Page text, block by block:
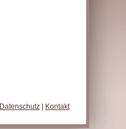
Datenschutz Kontakt